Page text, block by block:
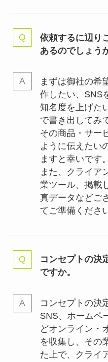
依頼するに辺り
あるのでしょう
まずは御社の希
作したい、SNS
知名度を上げた
で書き出してみ
その商品・サー
ように伝えたい
ますと幸いです。
また、クライア
業ツール、掲載
真データなどご
てご準備くださ
コンセプトの決
ですか。
コンセプトの決
SNS、ホームペ
どオンライン・
を収集し、その
た上で、クライ